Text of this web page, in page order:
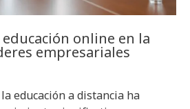
online en la
empresariales
educación a distancia ha